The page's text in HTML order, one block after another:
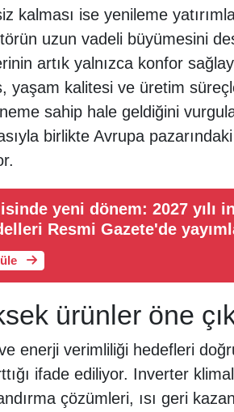
kalması ise yenileme
uzun vadeli büyümesini
artık yalnızca konfor
yaşam kalitesi ve üretim
sahip hale geldiğini
birlikte Avrupa
yeni dönem: 2027 yılı
Resmi Gazete'de
ürünler öne
enerji verimliliği hedefleri
ifade ediliyor. Inverter
çözümleri, ısı geri